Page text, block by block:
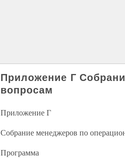
Приложение Г
вопросам
Приложение Г
Собрание менеджеров по
Программа